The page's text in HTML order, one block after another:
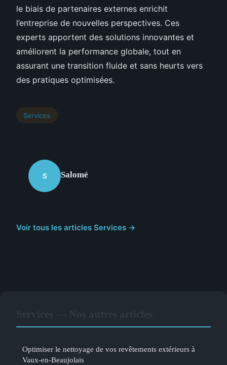
le biais de partenaires externes enrichit
l’entreprise de nouvelles perspectives. Ces
experts apportent des solutions innovantes et
améliorent la performance globale, tout en
assurant une transition fluide et sans heurts vers
des pratiques optimisées.
Services
S Salomé
Voir tous les articles Services →
Optimiser le nettoyage de vos revêtements extérieurs à
Vaux-en-Beaujolais